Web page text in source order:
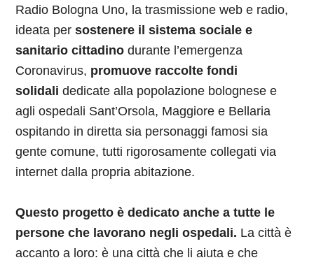
Radio Bologna Uno, la trasmissione web e radio,
ideata persostenere il sistema sociale e
sanitario cittadino durante l’emergenza
Coronavirus, promuove raccolte fondi
solidali dedicate alla popolazione bolognese e
agli ospedali Sant’Orsola, Maggiore e Bellaria
ospitando in diretta sia personaggi famosi sia
gente comune, tutti rigorosamente collegati via
internet dalla propria abitazione.
Questo progetto è dedicato anche a tutte le
persone che lavorano negli ospedali. La città è
accanto a loro: è una città che li aiuta e che